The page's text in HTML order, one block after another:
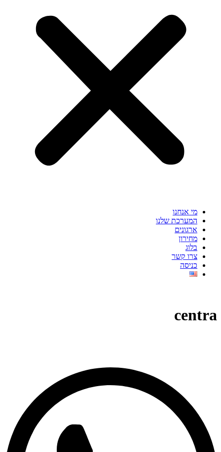
מי אנחנו
המערכת שלנו
ארגונים
מחירון
בלוג
צרו קשר
כניסה
centra